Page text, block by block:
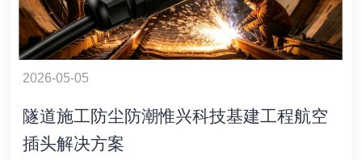
2026-05-05
隧道施工防尘防潮惟兴科技基建工程航空
插头解决方案